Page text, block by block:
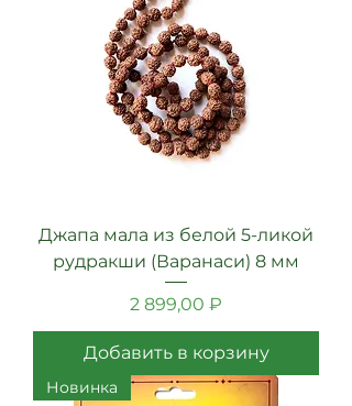
Джапа мала из белой 5-ликой
рудракши (Варанаси) 8 мм
Цена
2 899,00 ₽
Добавить в корзину
Новинка